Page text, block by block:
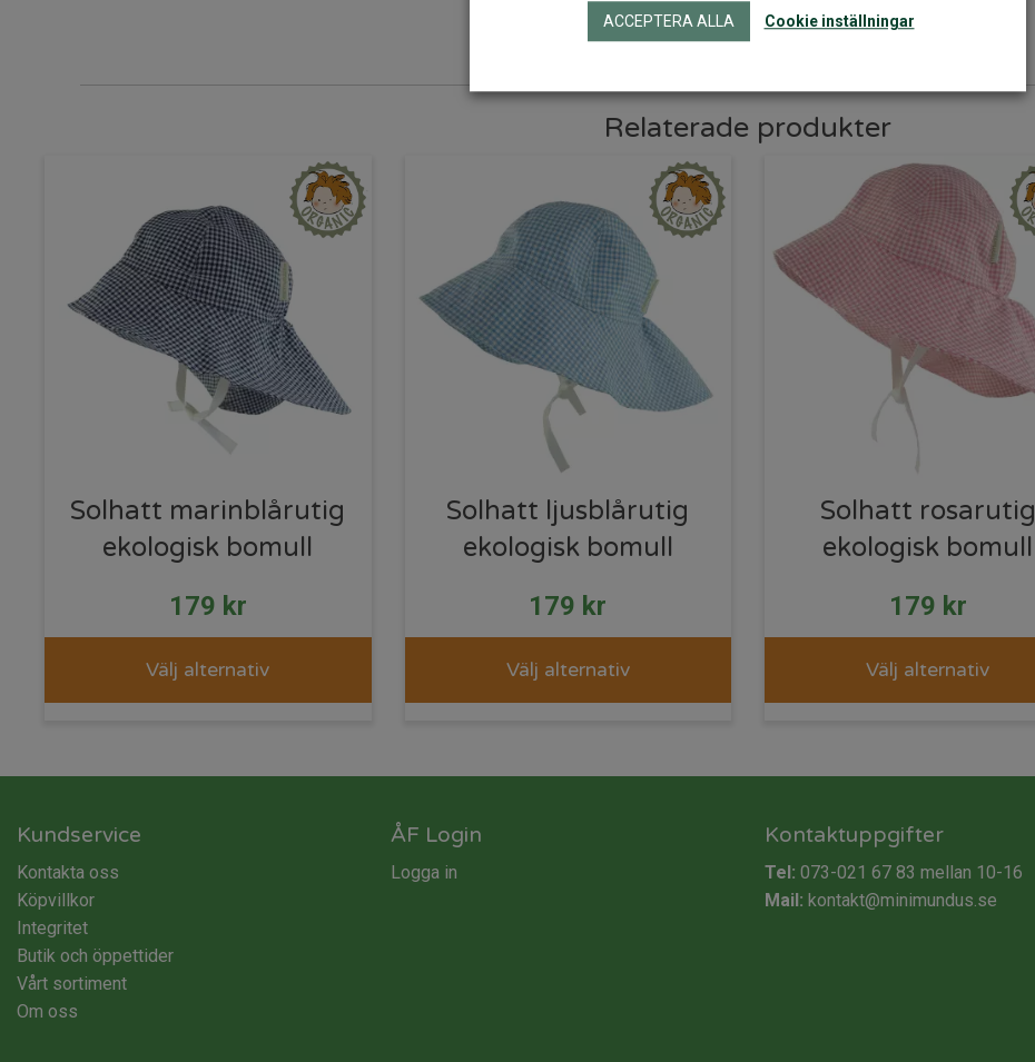
ekologisk bomull
Relaterade produkter
Solhatt marinblårutig
ekologisk bomull
179 kr
Välj alternativ
Solhatt ljusblårutig
ekologisk bomull
179 kr
Välj alternativ
Solhatt rosarutig
ekologisk bomull
179 kr
Välj alternativ
Kundservice
Kontakta oss
Köpvillkor
Integritet
Butik och öppettider
Vårt sortiment
Om oss
ÅF Login
Logga in
Kontaktuppgifter
Tel: 073-021 67 83 mellan 10-16
Mail: kontakt@minimundus.se
ACCEPTERA ALLA Cookie inställningar